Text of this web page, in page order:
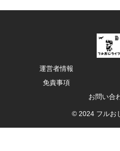
運営者情報
免責事項
お問い合
© 2024 フルお